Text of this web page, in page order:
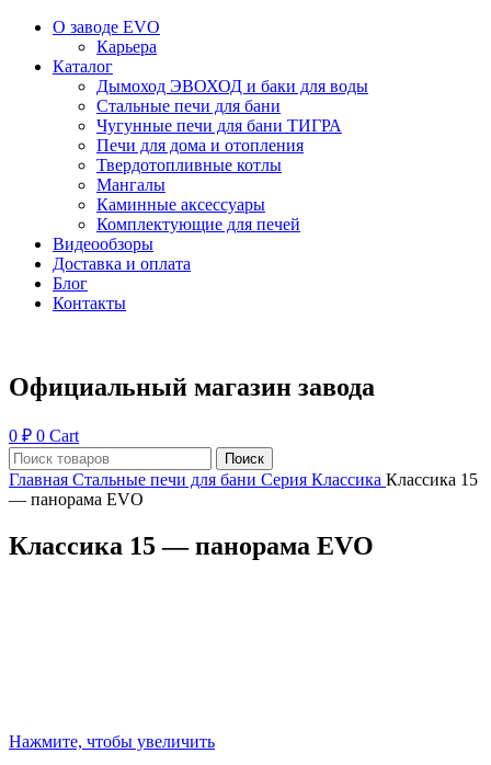
О заводе EVO
Карьера
Каталог
Дымоход ЭВОХОД и баки для воды
Стальные печи для бани
Чугунные печи для бани ТИГРА
Печи для дома и отопления
Твердотопливные котлы
Мангалы
Каминные аксессуары
Комплектующие для печей
Видеообзоры
Доставка и оплата
Блог
Контакты
Официальный магазин завода
0 ₽ 0 Cart
Поиск
Главная Стальные печи для бани Серия Классика Классика 15
— панорама EVO
Классика 15 — панорама EVO
Нажмите, чтобы увеличить